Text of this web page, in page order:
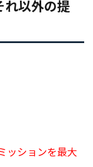
れ以外の提
ッションを最大